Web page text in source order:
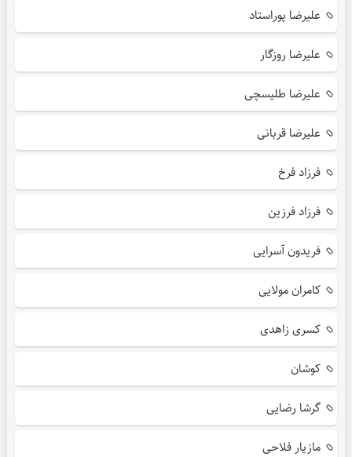
علیرضا پوراستاد
علیرضا روزگار
علیرضا طلیسچی
علیرضا قربانی
فرزاد فرخ
فرزاد فرزین
فریدون آسرایی
کامران مولایی
کسری زاهدی
کوشان
گرشا رضایی
مازیار فلاحی